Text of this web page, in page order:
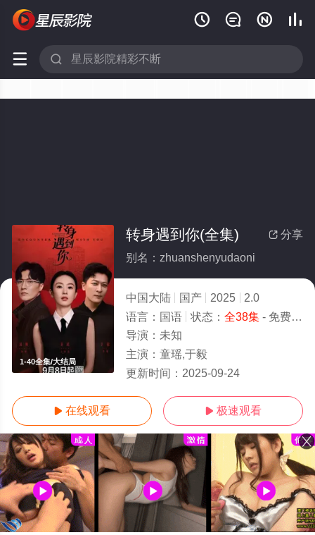
   
 
1-40全集/大结局
 分享
转身遇到你(全集)
别名：zhuanshenyudaoni
中国大陆 国产 2025
2.0
语言： 国语 状态： 全38集- 免费在线观看
导演： 未知
主演： 童瑶,于毅
更新时间： 2025-09-24
 在线观看  极速观看